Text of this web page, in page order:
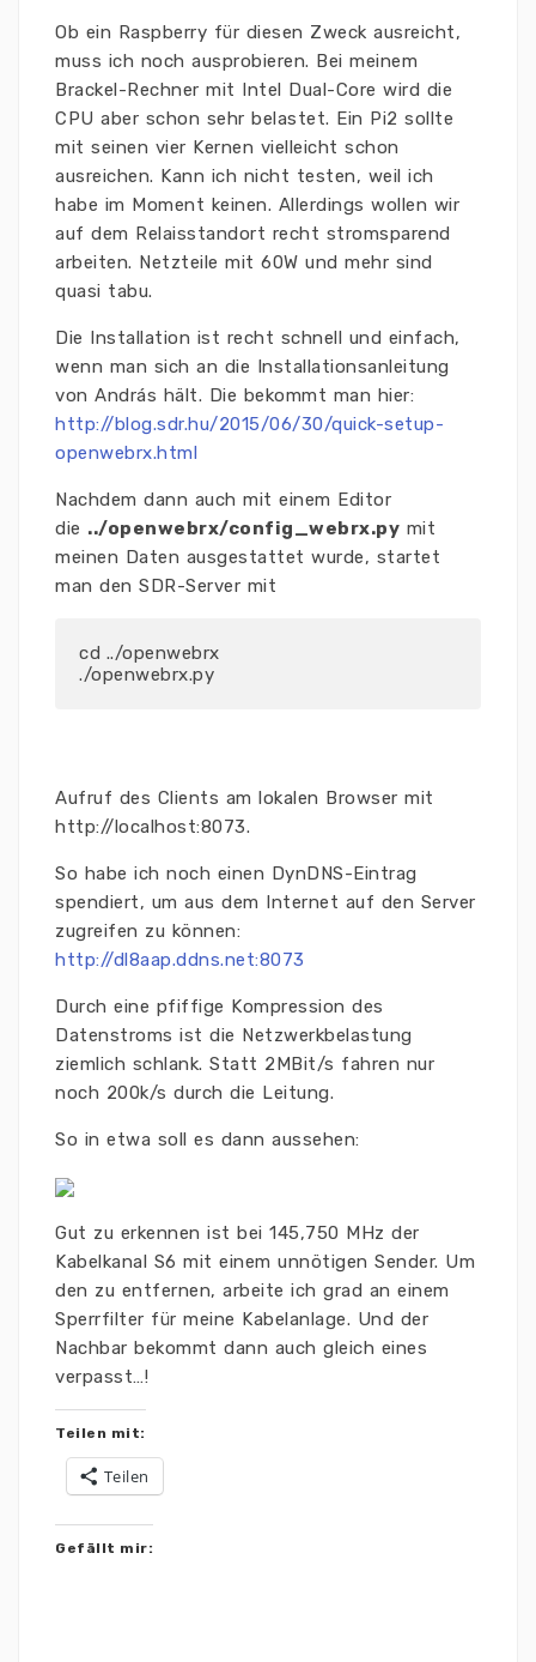
Ob ein Raspberry für diesen Zweck ausreicht,
muss ich noch ausprobieren. Bei meinem
Brackel-Rechner mit Intel Dual-Core wird die
CPU aber schon sehr belastet. Ein Pi2 sollte
mit seinen vier Kernen vielleicht schon
ausreichen. Kann ich nicht testen, weil ich
habe im Moment keinen. Allerdings wollen wir
auf dem Relaisstandort recht stromsparend
arbeiten. Netzteile mit 60W und mehr sind
quasi tabu.
Die Installation ist recht schnell und einfach,
wenn man sich an die Installationsanleitung
von András hält. Die bekommt man hier:
http://blog.sdr.hu/2015/06/30/quick-setup-
openwebrx.html
Nachdem dann auch mit einem Editor
die ../openwebrx/config_webrx.py mit
meinen Daten ausgestattet wurde, startet
man den SDR-Server mit
cd ../openwebrx
Aufruf des Clients am lokalen Browser mit
http://localhost:8073.
So habe ich noch einen DynDNS-Eintrag
spendiert, um aus dem Internet auf den Server
zugreifen zu können:
http://dl8aap.ddns.net:8073
Durch eine pfiffige Kompression des
Datenstroms ist die Netzwerkbelastung
ziemlich schlank. Statt 2MBit/s fahren nur
noch 200k/s durch die Leitung.
So in etwa soll es dann aussehen:
Gut zu erkennen ist bei 145,750 MHz der
Kabelkanal S6 mit einem unnötigen Sender. Um
den zu entfernen, arbeite ich grad an einem
Sperrfilter für meine Kabelanlage. Und der
Nachbar bekommt dann auch gleich eines
verpasst…!
Teilen mit:
Teilen
Gefällt mir: